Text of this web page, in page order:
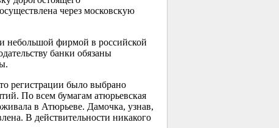
через московскую
небольшой фирмой в российской
банки обязаны
регистрации было выбрано
По всем бумагам атюрьевская
в Атюрьеве. Дамочка, узнав,
В действительности никакого